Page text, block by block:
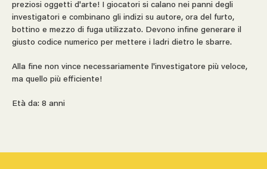
preziosi oggetti d'arte! I giocatori si calano nei panni degli
investigatori e combinano gli indizi su autore, ora del furto,
bottino e mezzo di fuga utilizzato. Devono infine generare il
giusto codice numerico per mettere i ladri dietro le sbarre.
Alla fine non vince necessariamente l'investigatore più veloce,
ma quello più efficiente!
Età da: 8 anni